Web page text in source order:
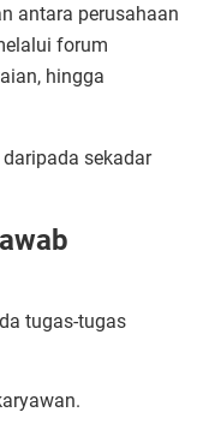
antara perusahaan
forum
hingga
sekadar
tugas-tugas